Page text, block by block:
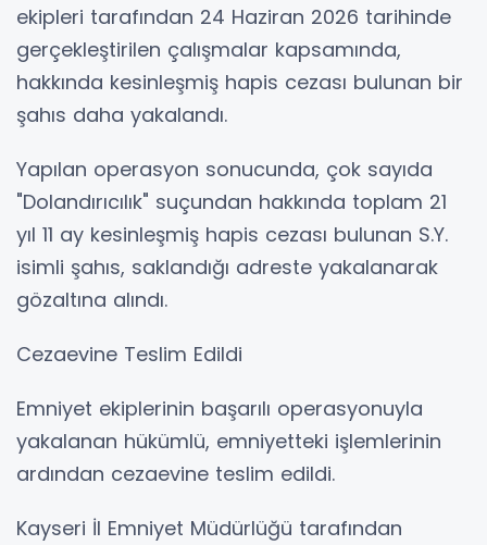
ekipleri tarafından 24 Haziran 2026 tarihinde
gerçekleştirilen çalışmalar kapsamında,
hakkında kesinleşmiş hapis cezası bulunan bir
şahıs daha yakalandı.
Yapılan operasyon sonucunda, çok sayıda
"Dolandırıcılık" suçundan hakkında toplam 21
yıl 11 ay kesinleşmiş hapis cezası bulunan S.Y.
isimli şahıs, saklandığı adreste yakalanarak
gözaltına alındı.
Cezaevine Teslim Edildi
Emniyet ekiplerinin başarılı operasyonuyla
yakalanan hükümlü, emniyetteki işlemlerinin
ardından cezaevine teslim edildi.
Kayseri İl Emniyet Müdürlüğü tarafından